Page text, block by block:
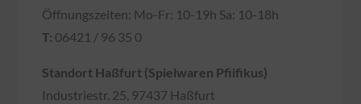
Öffnungszeiten: Mo-Fr: 10-19h Sa: 10-18h
T: 06421 / 96 35 0
Standort Haßfurt (Spielwaren Pfiifikus)
Industriestr. 25, 97437 Haßfurt